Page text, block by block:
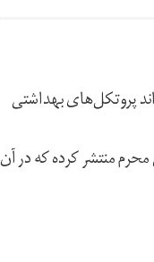
پروتکل‌های بهداشتی
منتشر کرده که در آن